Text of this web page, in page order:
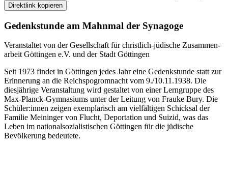
Direktlink kopieren
Gedenk­stunde am Mahnmal der Synagoge
Veranstaltet von der Gesellschaft für christlich-jüdische Zusammen­
arbeit Göttingen e.V. und der Stadt Göttingen
Seit 1973 findet in Göttingen jedes Jahr eine Gedenk­stunde statt zur
Erinnerung an die Reichs­pogrom­nacht vom 9./10.11.1938. Die
diesjährige Veranstaltung wird gestaltet von einer Lern­gruppe des
Max-Planck-Gymnasiums unter der Leitung von Frauke Bury. Die
Schüler:innen zeigen exemplarisch am viel­fältigen Schicksal der
Familie Meininger von Flucht, Deportation und Suizid, was das
Leben im national­sozialistischen Göttingen für die jüdische
Bevölkerung bedeutete.